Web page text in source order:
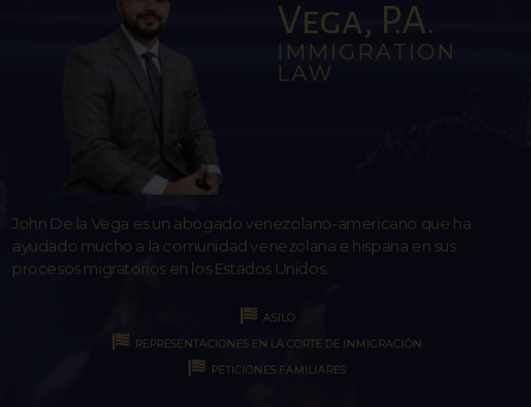
Vega, P.A.
IMMIGRATION
LAW
John De la Vega es un abogado venezolano-americano que ha
ayudado mucho a la comunidad venezolana e hispana en sus
procesos migratorios en los Estados Unidos.
ASILO
REPRESENTACIONES EN LA CORTE DE INMIGRACIÓN
PETICIONES FAMILIARES